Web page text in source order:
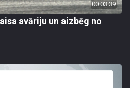
00:03:39
avāriju un aizbēg no